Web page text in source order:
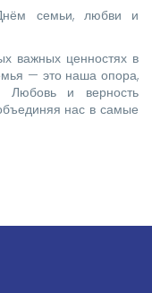
семьи, любви и
важных ценностях в
— это наша опора,
Любовь и верность
нас в самые